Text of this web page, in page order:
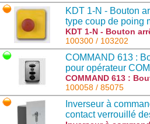
KDT 1-N - Bouton
type coup de poing
KDT 1-N - Bouton
coup de poing
103202
100300 / 103202
COMMAND 613 :
pour opérateur
(nouvelle référence
COMMAND 613 :
opérateur COMFORT
(nouvelle référence :
100058 / 85075
Inverseur à
contact verrouillé